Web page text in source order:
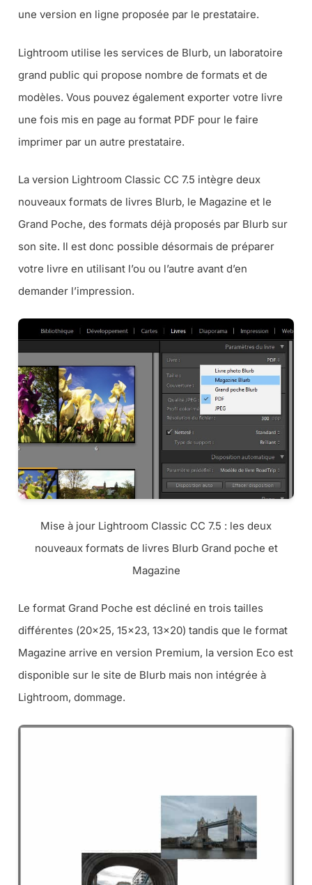
une version en ligne proposée par le prestataire.
Lightroom utilise les services de Blurb, un laboratoire
grand public qui propose nombre de formats et de
modèles. Vous pouvez également exporter votre livre
une fois mis en page au format PDF pour le faire
imprimer par un autre prestataire.
La version Lightroom Classic CC 7.5 intègre deux
nouveaux formats de livres Blurb, le Magazine et le
Grand Poche, des formats déjà proposés par Blurb sur
son site. Il est donc possible désormais de préparer
votre livre en utilisant l’ou ou l’autre avant d’en
demander l’impression.
Mise à jour Lightroom Classic CC 7.5 : les deux
nouveaux formats de livres Blurb Grand poche et
Magazine
Le format Grand Poche est décliné en trois tailles
différentes (20×25, 15×23, 13×20) tandis que le format
Magazine arrive en version Premium, la version Eco est
disponible sur le site de Blurb mais non intégrée à
Lightroom, dommage.